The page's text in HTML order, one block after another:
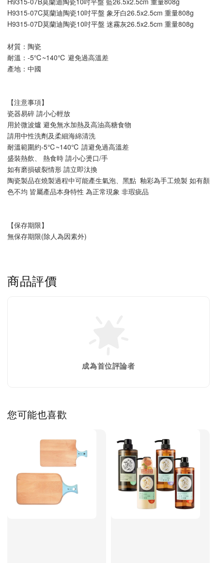
H9315-07C莫蘭迪陶瓷10吋平盤 象牙白26.5x2.5cm 重量808g
H9315-07D莫蘭迪陶瓷10吋平盤 迷霧灰26.5x2.5cm 重量808g
材質：陶瓷
耐溫：-5℃~140℃ 避免過高溫差
產地：中國
【注意事項】
瓷器易碎 請小心輕放
用於微波爐 避免無水加熱及高油高糖食物
請用中性洗劑及柔細海綿清洗
耐溫範圍約-5℃~140℃ 請避免過高溫差
盛裝熱飲、 熱食時 請小心燙口/手
如有磨損破裂情形 請立即汰換
陶瓷製品在燒製過程中可能產生氣泡、黑點  釉彩為手工燒製 如有顏
色不均 皆屬產品本身特性 為正常現象 非瑕疵品
【保存期限】
無保存期限(除人為因素外)
商品評價
成為首位評論者
您可能也喜歡